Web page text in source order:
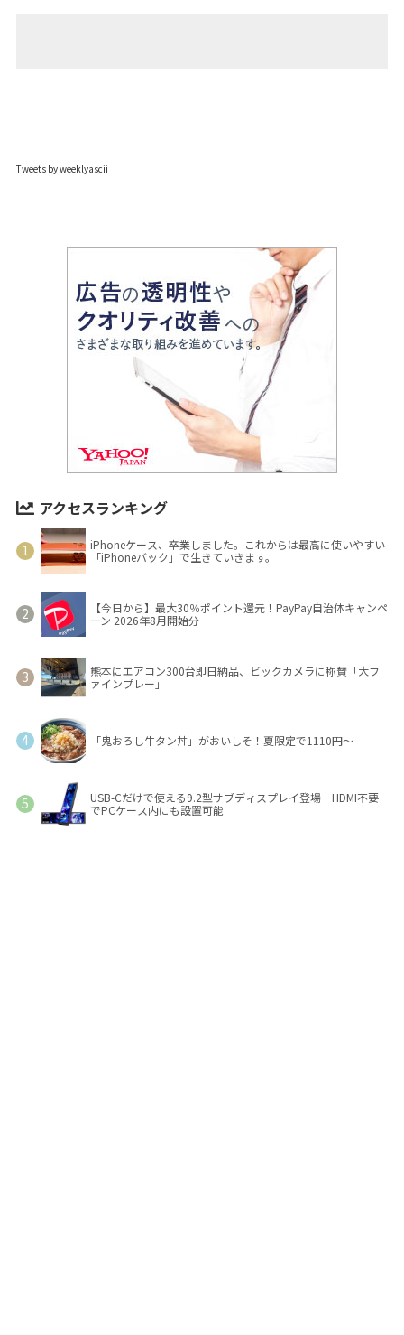
Tweets by weeklyascii
アクセスランキング
iPhoneケース、卒業しました。これからは最高に使いやすい
「iPhoneバック」で生きていきます。
【今日から】最大30％ポイント還元！PayPay自治体キャンペ
ーン 2026年8月開始分
熊本にエアコン300台即日納品、ビックカメラに称賛「大フ
ァインプレー」
「鬼おろし牛タン丼」がおいしそ！夏限定で1110円～
USB-Cだけで使える9.2型サブディスプレイ登場 HDMI不要
でPCケース内にも設置可能